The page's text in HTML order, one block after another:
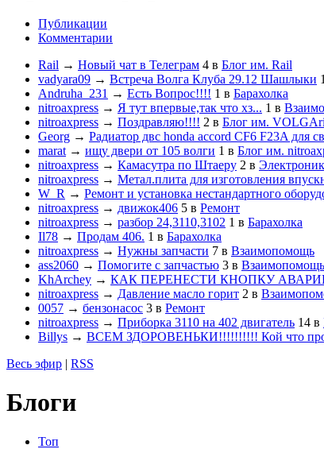
Публикации
Комментарии
Rail → Новый чат в Телеграм 4 в Блог им. Rail
vadyara09 → Встреча Волга Клуба 29.12 Шашлыки 1
Andruha_231 → Есть Вопрос!!!! 1 в Барахолка
nitroaxpress → Я тут впервые,так что хз... 1 в
nitroaxpress → Поздравляю!!!! 2 в Блог им.
Georg → Радиатор двс honda accord CF6 F23A для
marat → ищу двери от 105 волги 1 в Блог им.
nitroaxpress → Камасутра по Штаеру 2 в
nitroaxpress → Метал.плита для изготовления
W_R → Ремонт и установка нестандартного
nitroaxpress → движок406 5 в Ремонт
nitroaxpress → разбор 24,3110,3102 1 в Барахолка
Il78 → Продам 406. 1 в Барахолка
nitroaxpress → Нужны запчасти 7 в Взаимопомощь
ass2060 → Помогите с запчастью 3 в Взаимопомощь
KhArchey → КАК ПЕРЕНЕСТИ КНОПКУ
nitroaxpress → Давление масло горит 2 в
0057 → бензонасос 3 в Ремонт
nitroaxpress → Приборка 3110 на 402 двигатель 14 в
Billys → ВСЕМ ЗДОРОВЕНЬКИ!!!!!!!!!! Кой что
Весь эфир | RSS
Блоги
Топ